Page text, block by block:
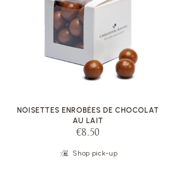
NOISETTES ENROBÉES DE CHOCOLAT
AU LAIT
€8.50
Shop pick-up
VOIR LA FICHE